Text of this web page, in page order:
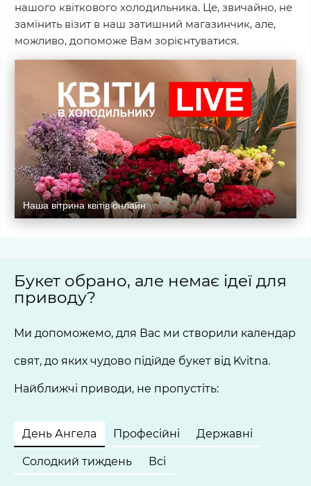
нашого квіткового холодильника. Це, звичайно, не
замінить візит в наш затишний магазинчик, але,
можливо, допоможе Вам зорієнтуватися.
Наша вітрина квітів онлайн
Букет обрано, але немає ідеї для
приводу?
Ми допоможемо, для Вас ми створили календар
свят, до яких чудово підійде букет від Kvitna.
Найближчі приводи, не пропустіть:
День Ангела Професійні Державні
Солодкий тиждень Всі